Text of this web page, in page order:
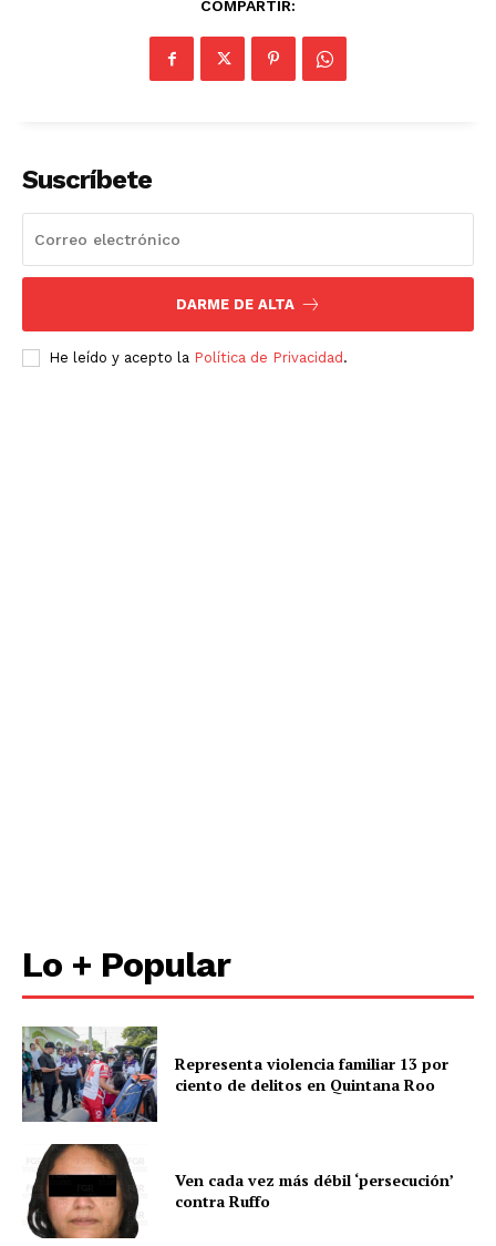
COMPARTIR:
Suscríbete
DARME DE ALTA
He leído y acepto la Política de Privacidad .
Lo + Popular
Representa violencia familiar 13 por
ciento de delitos en Quintana Roo
Ven cada vez más débil ‘persecución’
contra Ruffo